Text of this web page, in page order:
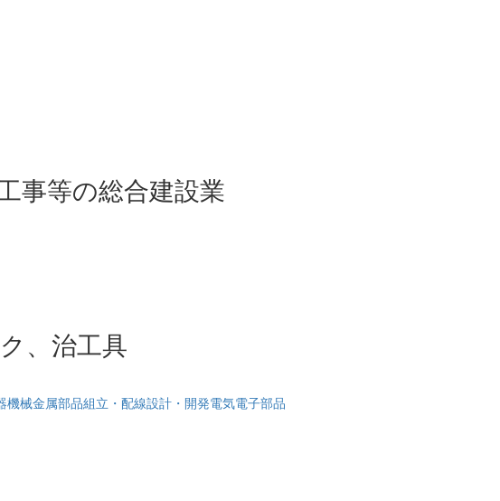
事等の総合建設業
、治工具
機械金属部品組立・配線設計・開発電気電子部品